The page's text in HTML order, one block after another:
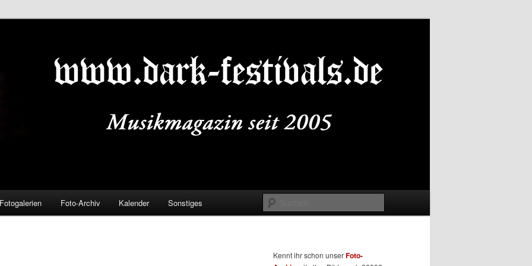
Fotogalerien Foto-Archiv Kalender Sonstiges
Kennt ihr schon unserFoto-